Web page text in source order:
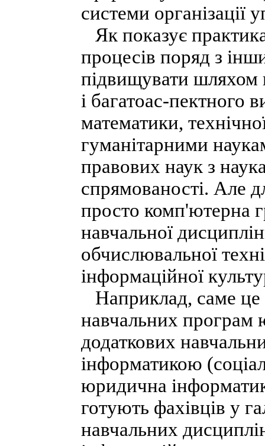
системи організації
Як показує
процесів поряд з
підвищувати шляхом
і багатоас-пектного
математики,
гуманітарними
правових наук з
спрямованості. Але
просто комп'ютерна
навчальної
обчислювальної
інформаційної
Наприклад, саме це
навчальних програм
додаткових
інформатикою
юридична
готують фахівців у
навчальних